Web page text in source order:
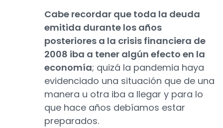
Cabe recordar que toda la deuda
emitida durante los años
posteriores a la crisis financiera de
2008 iba a tener algún efecto en la
economía; quizá la pandemia haya
evidenciado una situación que de una
manera u otra iba a llegar y para lo
que hace años debíamos estar
preparados.